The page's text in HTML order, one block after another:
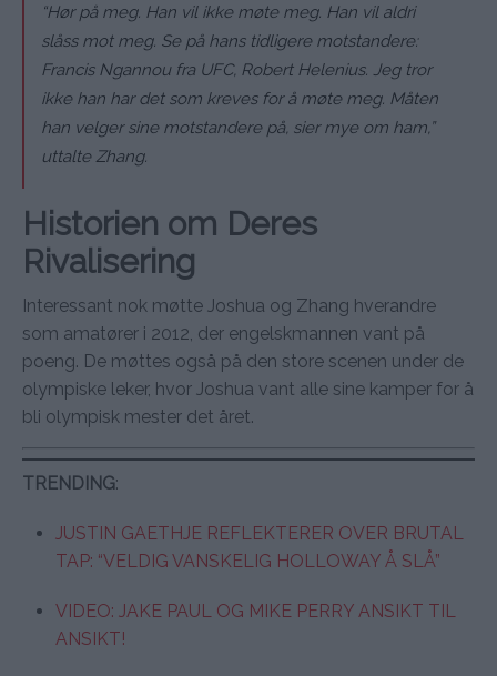
“Hør på meg. Han vil ikke møte meg. Han vil aldri
slåss mot meg. Se på hans tidligere motstandere:
Francis Ngannou fra UFC, Robert Helenius. Jeg tror
ikke han har det som kreves for å møte meg. Måten
han velger sine motstandere på, sier mye om ham,”
uttalte Zhang.
Historien om Deres
Rivalisering
Interessant nok møtte Joshua og Zhang hverandre
som amatører i 2012, der engelskmannen vant på
poeng. De møttes også på den store scenen under de
olympiske leker, hvor Joshua vant alle sine kamper for å
bli olympisk mester det året.
TRENDING:
JUSTIN GAETHJE REFLEKTERER OVER BRUTAL
TAP: “VELDIG VANSKELIG HOLLOWAY Å SLÅ”
VIDEO: JAKE PAUL OG MIKE PERRY ANSIKT TIL
ANSIKT!